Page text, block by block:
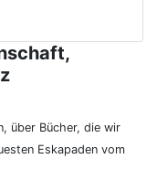
über Bücher, die wir
Eskapaden vom